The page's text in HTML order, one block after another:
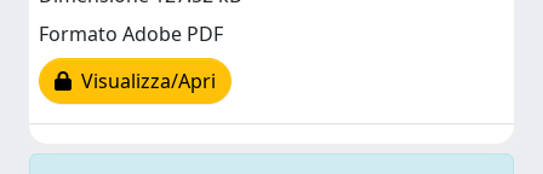
Formato Adobe PDF
Visualizza/Apri